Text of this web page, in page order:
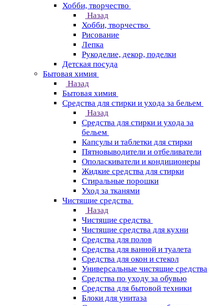
Хобби, творчество
Назад
Хобби, творчество
Рисование
Лепка
Рукоделие, декор, поделки
Детская посуда
Бытовая химия
Назад
Бытовая химия
Средства для стирки и ухода за бельем
Назад
Средства для стирки и ухода за
бельем
Капсулы и таблетки для стирки
Пятновыводители и отбеливатели
Ополаскиватели и кондиционеры
Жидкие средства для стирки
Стиральные порошки
Уход за тканями
Чистящие средства
Назад
Чистящие средства
Чистящие средства для кухни
Средства для полов
Средства для ванной и туалета
Средства для окон и стекол
Универсальные чистящие средства
Средства по уходу за обувью
Средства для бытовой техники
Блоки для унитаза